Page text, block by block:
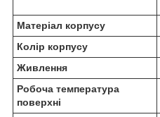
Матеріал корпусу
Колір корпусу
Живлення
Робоча температура
поверхні